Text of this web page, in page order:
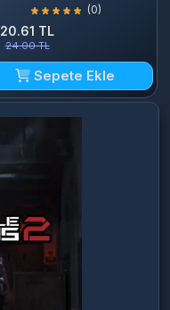
(0)
20.61 TL
24.00 TL
Sepete Ekle